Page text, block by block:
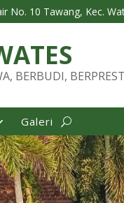
No. 10 Tawang, Kec.
BERBUDI,
Galeri